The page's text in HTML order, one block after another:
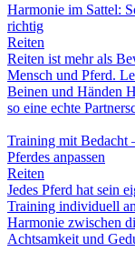
Harmonie im Sattel:
richtig
Reiten
Reiten ist mehr als
Mensch und Pferd.
Beinen und Händen
so eine echte
Training mit Bedacht
Pferdes anpassen
Reiten
Jedes Pferd hat sein
Training individuell
Harmonie zwischen
Achtsamkeit und